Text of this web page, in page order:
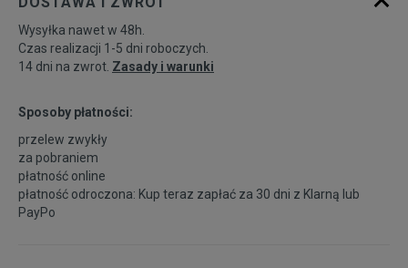
Wysyłka nawet w 48h.
Czas realizacji 1-5 dni roboczych.
14 dni na zwrot. Zasady i warunki
Sposoby płatności:
przelew zwykły
za pobraniem
płatność online
płatność odroczona: Kup teraz zapłać za 30 dni z Klarną lub
PayPo